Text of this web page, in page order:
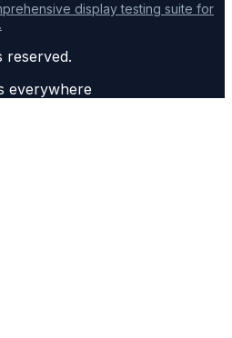
display testing suite for
reserved.
everywhere